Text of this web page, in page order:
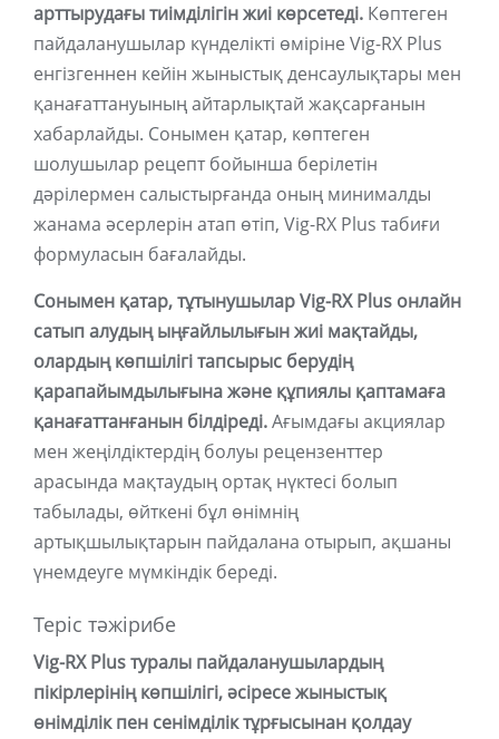
арттырудағы тиімділігін жиі көрсетеді. Көптеген
пайдаланушылар күнделікті өміріне Vig-RX Plus
енгізгеннен кейін жыныстық денсаулықтары мен
қанағаттануының айтарлықтай жақсарғанын
хабарлайды. Сонымен қатар, көптеген
шолушылар рецепт бойынша берілетін
дәрілермен салыстырғанда оның минималды
жанама әсерлерін атап өтіп, Vig-RX Plus табиғи
формуласын бағалайды.
Сонымен қатар, тұтынушылар Vig-RX Plus онлайн
сатып алудың ыңғайлылығын жиі мақтайды,
олардың көпшілігі тапсырыс берудің
қарапайымдылығына және құпиялы қаптамаға
қанағаттанғанын білдіреді.Ағымдағы акциялар
мен жеңілдіктердің болуы рецензенттер
арасында мақтаудың ортақ нүктесі болып
табылады, өйткені бұл өнімнің
артықшылықтарын пайдалана отырып, ақшаны
үнемдеуге мүмкіндік береді.
Теріс тәжірибе
Vig-RX Plus туралы пайдаланушылардың
пікірлерінің көпшілігі, әсіресе жыныстық
өнімділік пен сенімділік тұрғысынан қолдау